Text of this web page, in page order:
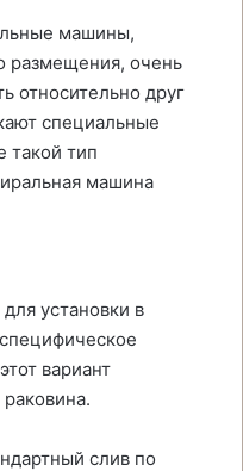
машины,
размещения, очень
относительно друг
специальные
такой тип
машина
установки в
вариант
слив по